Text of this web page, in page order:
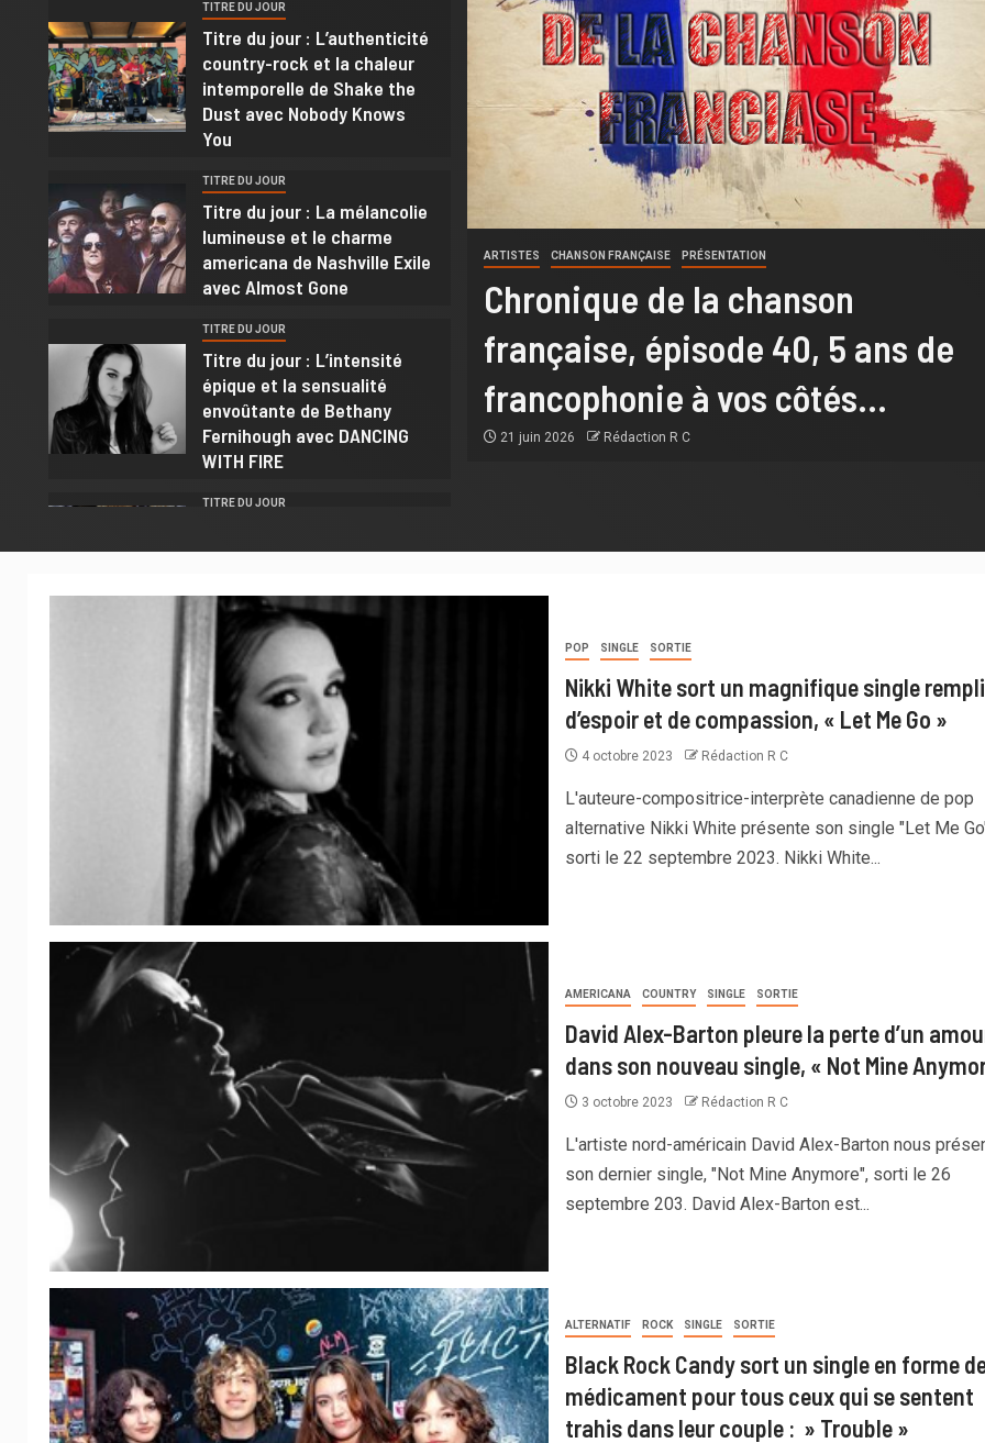
2
TITRE DU JOUR
Titre du jour : L’authenticité
country-rock et la chaleur
intemporelle de Shake the
Dust avec Nobody Knows
You
3
TITRE DU JOUR
Titre du jour : La mélancolie
lumineuse et le charme
americana de Nashville Exile
avec Almost Gone
TITRE DU JOUR
Titre du jour : L’intensité
épique et la sensualité
envoûtante de Bethany
Fernihough avec DANCING
WITH FIRE
TITRE DU JOUR
blues-rock et la vérité brute
OxyContin Blues
ROCK
tour d’horizon pour
un groupe pas comme
, Desu Taem
Rédaction R C
ARTISTES CHANSON FRANÇAISE PRÉSENTATION
Chronique de la chanson
française, épisode 40, 5 ans de
francophonie à vos côtés…
21 juin 2026 Rédaction R C
POP SINGLE SORTIE
Nikki White sort un magnifique single rempli
d’espoir et de compassion, « Let Me Go »
4 octobre 2023 Rédaction R C
L'auteure-compositrice-interprète canadienne de pop
alternative Nikki White présente son single "Let Me
sorti le 22 septembre 2023. Nikki White...
AMERICANA COUNTRY SINGLE SORTIE
David Alex-Barton pleure la perte d’un
dans son nouveau single, « Not Mine
3 octobre 2023 Rédaction R C
L'artiste nord-américain David Alex-Barton nous
son dernier single, "Not Mine Anymore", sorti le 26
septembre 203. David Alex-Barton est...
ALTERNATIF ROCK SINGLE SORTIE
Black Rock Candy sort un single en forme
médicament pour tous ceux qui se sentent
trahis dans leur couple : » Trouble »